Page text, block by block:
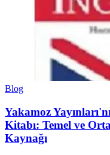
Blog
Yakamoz
Kitabı: Temel ve
Kaynağı